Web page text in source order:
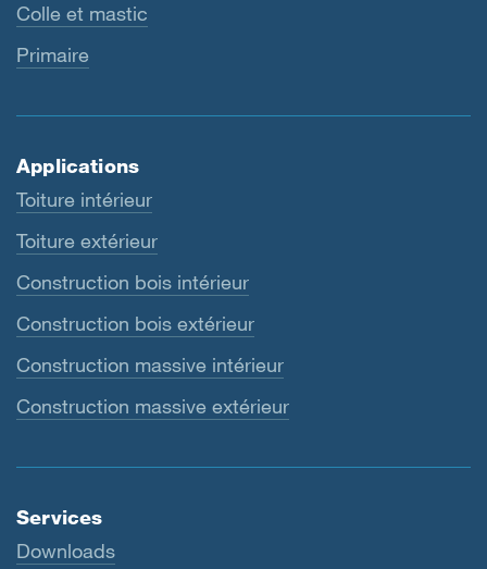
Colle et mastic
Primaire
Applications
Toiture intérieur
Toiture extérieur
Construction bois intérieur
Construction bois extérieur
Construction massive intérieur
Construction massive extérieur
Services
Downloads